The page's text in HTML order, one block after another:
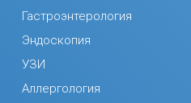
Гастроэнтерология
Эндоскопия
УЗИ
Аллергология